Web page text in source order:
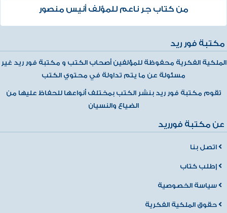
من كتاب جر ناعم للمؤلف أنيس منصور
مكتبة فور ريد
الملكية الفكرية محفوظة للمؤلفين أصحاب الكتب و مكتبة فور ريد غير
مسئولة عن ما يتم تداولة في محتوي الكتب
تقوم مكتبة فور ريد بنشر الكتب بمختلف أنواعها للحفاظ عليها من
الضياع والنسيان
عن مكتبة فورريد
اتصل بنا
إطلب كتاب
سياسة الخصوصية
حقوق الملكية الفكرية